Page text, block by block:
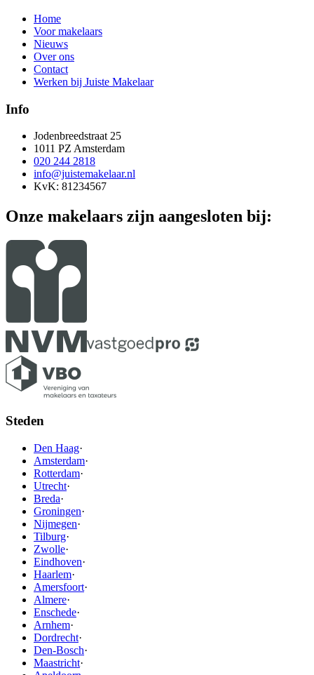
Home
Voor makelaars
Nieuws
Over ons
Contact
Werken bij Juiste Makelaar
Info
Jodenbreedstraat 25
1011 PZ Amsterdam
020 244 2818
info@juistemakelaar.nl
KvK: 81234567
Onze makelaars zijn aangesloten bij:
Steden
Den Haag·
Amsterdam·
Rotterdam·
Utrecht·
Breda·
Groningen·
Nijmegen·
Tilburg·
Zwolle·
Eindhoven·
Haarlem·
Amersfoort·
Almere·
Enschede·
Arnhem·
Dordrecht·
Den-Bosch·
Maastricht·